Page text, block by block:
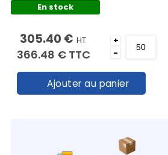
En stock
305.40 € HT
366.48 € TTC
+
-
Ajouter au panier